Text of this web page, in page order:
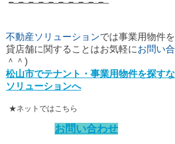
━─━─━─━─━─━─━─━─━─━─
不動産ソリューションでは事業用物件
貸店舗に関することはお気軽にお問い
＾＾)
松山市でテナント・事業用物件を探す
ソリューションへ
★ネットではこちら
お問い合わせ